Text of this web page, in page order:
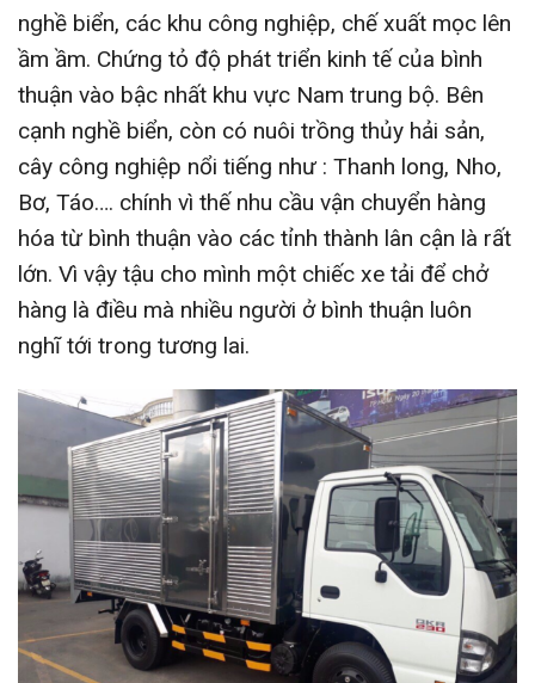
nghề biển, các khu công nghiệp, chế xuất mọc lên
ầm ầm. Chứng tỏ độ phát triển kinh tế của bình
thuận vào bậc nhất khu vực Nam trung bộ. Bên
cạnh nghề biển, còn có nuôi trồng thủy hải sản,
cây công nghiệp nổi tiếng như : Thanh long, Nho,
Bơ, Táo…. chính vì thế nhu cầu vận chuyển hàng
hóa từ bình thuận vào các tỉnh thành lân cận là rất
lớn. Vì vậy tậu cho mình một chiếc xe tải để chở
hàng là điều mà nhiều người ở bình thuận luôn
nghĩ tới trong tương lai.